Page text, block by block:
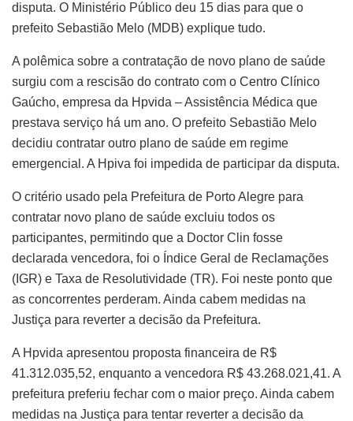
disputa. O Ministério Público deu 15 dias para que o
prefeito Sebastião Melo (MDB) explique tudo.
A polêmica sobre a contratação de novo plano de saúde
surgiu com a rescisão do contrato com o Centro Clínico
Gaúcho, empresa da Hpvida – Assistência Médica que
prestava serviço há um ano. O prefeito Sebastião Melo
decidiu contratar outro plano de saúde em regime
emergencial. A Hpiva foi impedida de participar da disputa.
O critério usado pela Prefeitura de Porto Alegre para
contratar novo plano de saúde excluiu todos os
participantes, permitindo que a Doctor Clin fosse
declarada vencedora, foi o Índice Geral de Reclamações
(IGR) e Taxa de Resolutividade (TR). Foi neste ponto que
as concorrentes perderam. Ainda cabem medidas na
Justiça para reverter a decisão da Prefeitura.
A Hpvida apresentou proposta financeira de R$
41.312.035,52, enquanto a vencedora R$ 43.268.021,41. A
prefeitura preferiu fechar com o maior preço. Ainda cabem
medidas na Justiça para tentar reverter a decisão da